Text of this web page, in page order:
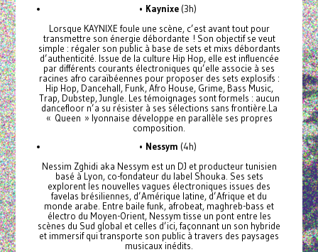
• Kaynixe (3h)
Lorsque KAYNIXE foule une scène, c’est avant tout pour
transmettre son énergie débordante ! Son objectif se veut
simple : régaler son public à base de sets et mixs débordants
d’authenticité. Issue de la culture Hip Hop, elle est influencée
par différents courants électroniques qu’elle associe à ses
racines afro caraïbéennes pour proposer des sets explosifs :
Hip Hop, Dancehall, Funk, Afro House, Grime, Bass Music,
Trap, Dubstep, Jungle. Les témoignages sont formels : aucun
dancefloor n’a su résister à ses sélections sans frontière.La
« Queen » lyonnaise développe en parallèle ses propres
composition.
• Nessym (4h)
Nessim Zghidi aka Nessym est un DJ et producteur tunisien
basé à Lyon, co-fondateur du label Shouka. Ses sets
explorent les nouvelles vagues électroniques issues des
favelas brésiliennes, d’Amérique latine, d’Afrique et du
monde arabe. Entre baile funk, afrobeat, maghreb-bass et
électro du Moyen-Orient, Nessym tisse un pont entre les
scènes du Sud global et celles d’ici, façonnant un son hybride
et immersif qui transporte son public à travers des paysages
musicaux inédits.